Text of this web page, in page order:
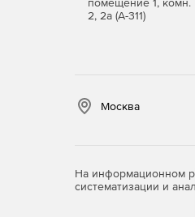
2, 2а (А-311)
Москва
На информационном
систематизации и